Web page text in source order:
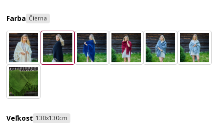
Farba Čierna
Veľkosť 130x130cm